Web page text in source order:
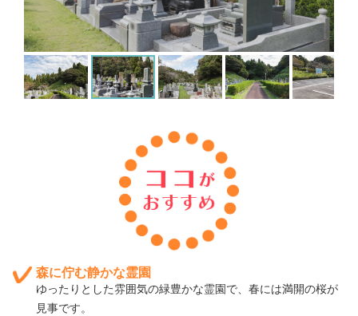
森に佇む静かな霊園
ゆったりとした雰囲気の緑豊かな霊園で、春には満開の桜が
見事です。